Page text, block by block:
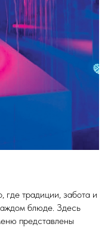
традиции, забота и
блюде. Здесь
представлены